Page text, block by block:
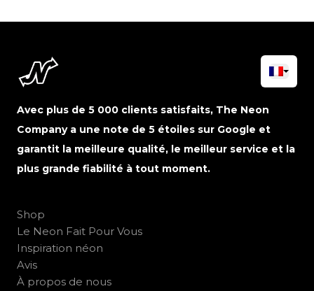
Avec plus de 5 000 clients satisfaits, The Neon
Company a une note de 5 étoiles sur Google et
garantit la meilleure qualité, le meilleur service et la
plus grande fiabilité à tout moment.
Shop
Le Neon Fait Pour Vous
Inspiration néon
Avis
À propos de nous